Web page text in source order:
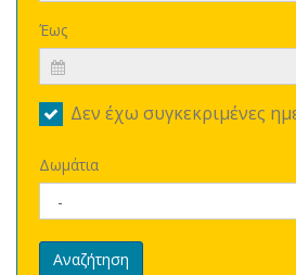
Έως
Δεν έχω συγκεκριμένες
Δωμάτια
Αναζήτηση